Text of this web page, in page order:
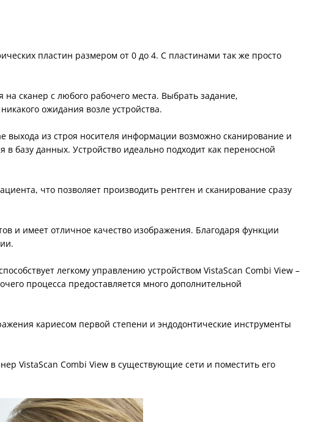
пластин размером от 0 до 4. С пластинами так же просто
сканер с любого рабочего места. Выбрать задание,
ожидания возле устройства.
выхода из строя носителя информации возможно сканирование и
базу данных. Устройство идеально подходит как переносной
что позволяет производить рентген и сканирование сразу
и имеет отличное качество изображения. Благодаря функции
легкому управлению устройством VistaScan Combi View –
процесса предоставляется много дополнительной
кариесом первой степени и эндодонтические инструменты
VistaScan Combi View в существующие сети и поместить его